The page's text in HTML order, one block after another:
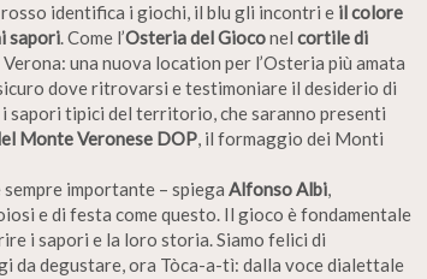
rosso identifica i giochi, il blu gli incontri e il colore
sapori. Come l’Osteria del Gioconel cortile di
una nuova location per l’Osteria più amata
dove ritrovarsi e testimoniare il desiderio di
sapori tipici del territorio, che saranno presenti
Monte Veronese DOP, il formaggio dei Monti
importante – spiega Alfonso Albi,
e di festa come questo. Il gioco è fondamentale
i sapori e la loro storia. Siamo felici di
da degustare, ora Tòca-a-tì: dalla voce dialettale